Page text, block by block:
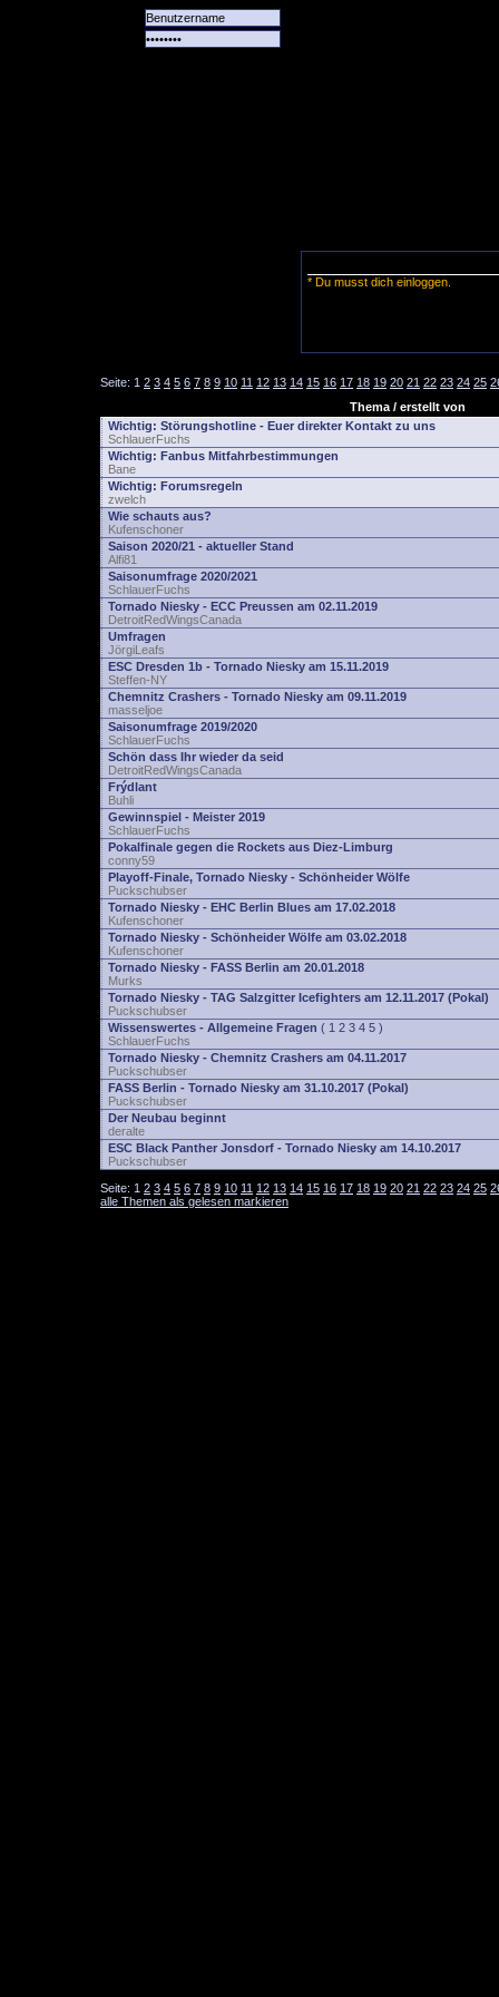
* Du musst dich einloggen.
Seite: 1 2 3 4 5 6 7 8 9 10 11 12 13 14 15 16 17 18 19 20 21 22 23 24 25
Thema / erstellt von
Wichtig: Störungshotline - Euer direkter Kontakt zu uns
SchlauerFuchs
Wichtig: Fanbus Mitfahrbestimmungen
Bane
Wichtig: Forumsregeln
zwelch
Wie schauts aus?
Kufenschoner
Saison 2020/21 - aktueller Stand
Alfi81
Saisonumfrage 2020/2021
SchlauerFuchs
Tornado Niesky - ECC Preussen am 02.11.2019
DetroitRedWingsCanada
Umfragen
JörgiLeafs
ESC Dresden 1b - Tornado Niesky am 15.11.2019
Steffen-NY
Chemnitz Crashers - Tornado Niesky am 09.11.2019
masseljoe
Saisonumfrage 2019/2020
SchlauerFuchs
Schön dass Ihr wieder da seid
DetroitRedWingsCanada
Frýdlant
Buhli
Gewinnspiel - Meister 2019
SchlauerFuchs
Pokalfinale gegen die Rockets aus Diez-Limburg
conny59
Playoff-Finale, Tornado Niesky - Schönheider Wölfe
Puckschubser
Tornado Niesky - EHC Berlin Blues am 17.02.2018
Kufenschoner
Tornado Niesky - Schönheider Wölfe am 03.02.2018
Kufenschoner
Tornado Niesky - FASS Berlin am 20.01.2018
Murks
Tornado Niesky - TAG Salzgitter Icefighters am 12.11.2017 (Pokal)
Puckschubser
Wissenswertes - Allgemeine Fragen ( 1 2 3 4 5 )
SchlauerFuchs
Tornado Niesky - Chemnitz Crashers am 04.11.2017
Puckschubser
FASS Berlin - Tornado Niesky am 31.10.2017 (Pokal)
Puckschubser
Der Neubau beginnt
deralte
ESC Black Panther Jonsdorf - Tornado Niesky am 14.10.2017
Puckschubser
Seite: 1 2 3 4 5 6 7 8 9 10 11 12 13 14 15 16 17 18 19 20 21 22 23 24 25
alle Themen als gelesen markieren